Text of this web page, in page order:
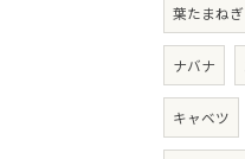
葉たまねぎ
ナバナ
キャベツ